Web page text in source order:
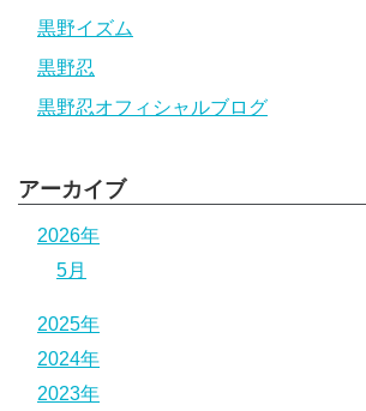
黒野イズム
黒野忍
黒野忍オフィシャルブログ
アーカイブ
2026年
5月
2025年
2024年
2023年